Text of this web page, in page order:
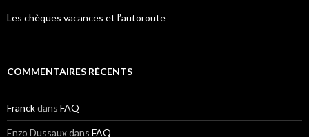
Les chèques vacances et l’autoroute
COMMENTAIRES RÉCENTS
Franckdans FAQ
Enzo Dussauxdans FAQ